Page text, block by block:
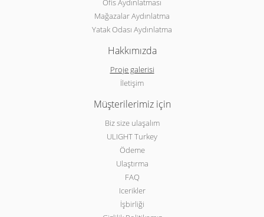
Ofis Aydınlatması
Mağazalar Aydınlatma
Yatak Odası Aydınlatma
Hakkımızda
Proje galerisi
İletişim
Müşterilerimiz için
Biz size ulaşalım
ULIGHT Turkey
Ödeme
Ulaştırma
FAQ
Icerikler
İşbirliği